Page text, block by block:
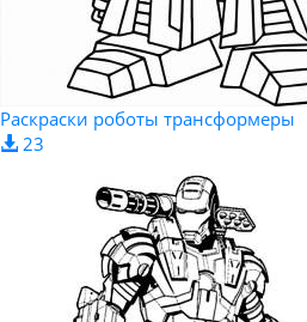
Раскраски роботы трансформеры
23